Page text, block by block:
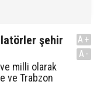
şehir
milli olarak
ve Trabzon
A+
A-